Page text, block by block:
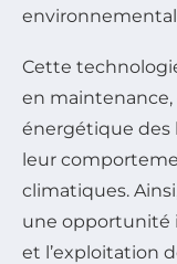
Cette
en maintenance,
énergétique
leur
climatiques.
une opportunité
et l’exploitation